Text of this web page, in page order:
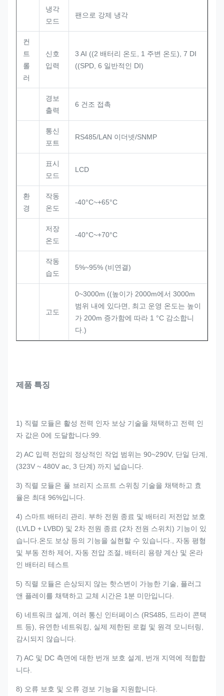
냉각
모드
팬으로 강제 냉각
컨
트
롤
러
신호
입력
3 AI ((2 배터리 온도, 1 주변 온도), 7 DI
((SPD, 6 일반적인 DI)
경보
출력
6 건조 접촉
통신
포트
RS485/LAN 이더넷/SNMP
표시
모드
LCD
환
경
작동
온도
-40°C~+65°C
저장
온도
-40°C~+70°C
작동
습도
5%~95% (비연결)
고도
0~3000m ((높이가 2000m에서 3000m
범위 내에 있다면, 최고 운영 온도는 높이
가 200m 증가함에 따라 1 °C 감소합니
다.)
제품 특징
1) 직렬 모듈은 활성 전력 인자 보상 기술을 채택하고 전력 인
자 값은 0에 도달합니다.99.
2) AC 입력 전압의 정상적인 작업 범위는 90~290V, 단일 단계,
(323V ~ 480V ac, 3 단계) 까지 넓습니다.
3) 직렬 모듈은 풀 브리지 소프트 스위칭 기술을 채택하고 효
율은 최대 96%입니다.
4) 스마트 배터리 관리. 부하 전원 종료 및 배터리 저전압 보호
(LVLD + LVBD) 및 2차 전원 종료 (2차 전원 스위치) 기능이 있
습니다.온도 보상 등의 기능을 실현할 수 있습니다., 자동 평형
및 부동 전하 제어, 자동 전압 조절, 배터리 용량 계산 및 온라
인 배터리 테스트
5) 직렬 모듈은 손상되지 않는 핫스변이 가능한 기술, 플러그
앤 플레이를 채택하고 교체 시간은 1분 미만입니다.
6) 네트워크 설계, 여러 통신 인터페이스 (RS485, 드라이 콘택
트 등), 유연한 네트워킹, 실제 제한된 로컬 및 원격 모니터링,
감시되지 않습니다.
7) AC 및 DC 측면에 대한 번개 보호 설계, 번개 지역에 적합합
니다.
8) 오류 보호 및 오류 경보 기능을 지원합니다.